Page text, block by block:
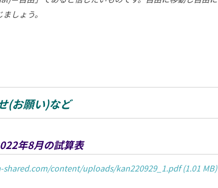
しょう。
(お願い)など
年8月の試算表
content/uploads/kan220929_1.pdf